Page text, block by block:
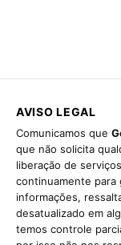
AVISO LEGAL
Comunicamos que
que não solicita
liberação de
continuamente para
informações,
desatualizado em
temos controle